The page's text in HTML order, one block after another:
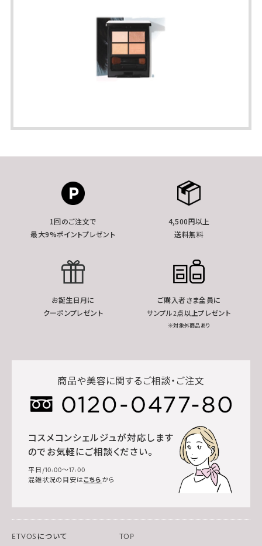
1回のご注文で
最大9%ポイントプレゼント
4,500円以上
送料無料
お誕生日月に
クーポンプレゼント
ご購入者さま全員に
サンプル2点以上プレゼント
※対象外商品あり
商品や美容に関するご相談・ご注文
コスメコンシェルジュが対応します
のでお気軽にご相談ください。
平日/10:00～17:00
混雑状況の目安はこちら から
ETVOSについて
TOP